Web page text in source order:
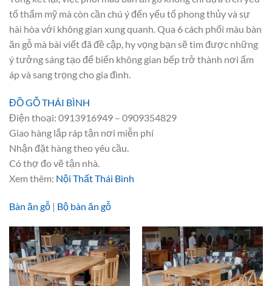
tố thẩm mỹ mà còn cần chú ý đến yếu tố phong thủy và sự
hài hòa với không gian xung quanh. Qua 6 cách phối màu bàn
ăn gỗ mà bài viết đã đề cập, hy vọng bạn sẽ tìm được những
ý tưởng sáng tạo để biến không gian bếp trở thành nơi ấm
áp và sang trọng cho gia đình.
ĐỒ GỖ THÁI BÌNH
Điện thoại: 0913916949 – 0909354829
Giao hàng lắp ráp tận nơi miễn phí
Nhận đặt hàng theo yêu cầu.
Có thợ đo vẽ tận nhà.
Xem thêm: Nội Thất Thái Bình
Bàn ăn gỗ | Bộ bàn ăn gỗ